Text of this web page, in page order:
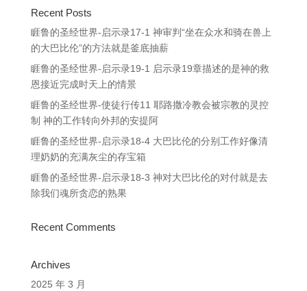
Recent Posts
睚鲁的圣经世界-启示录17-1 神审判“坐在众水和骑在兽上
的大巴比伦”的方法就是釜底抽薪
睚鲁的圣经世界-启示录19-1 启示录19章描述的是神的救
恩接近完成时天上的情景
睚鲁的圣经世界-使徒行传11 耶路撒冷教会被宗教的灵控
制 神的工作转向外邦的安提阿
睚鲁的圣经世界-启示录18-4 大巴比伦的分别工作好像清
理奶奶的充满灰尘的存宝箱
睚鲁的圣经世界-启示录18-3 神对大巴比伦的对付就是去
除我们魂所贪恋的熟果
Recent Comments
Archives
2025 年 3 月